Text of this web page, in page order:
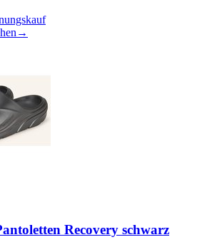
→
Recovery schwarz